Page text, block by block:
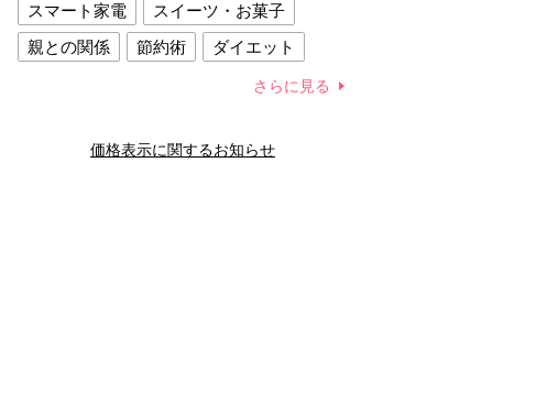
スマート家電
スイーツ・お菓子
親との関係
節約術
ダイエット
夫との関係
新津春子 どか食い
さらに見る
価格表示に関するお知らせ